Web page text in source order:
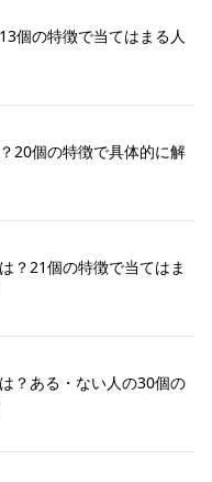
個の特徴で当てはまる人
20個の特徴で具体的に解
？21個の特徴で当てはま
？ある・ない人の30個の